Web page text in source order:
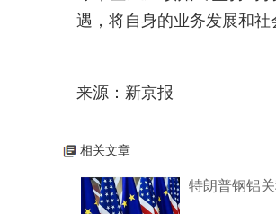
遇，将自身的业务发展和
来源：新京报
相关文章
特朗普钢铝